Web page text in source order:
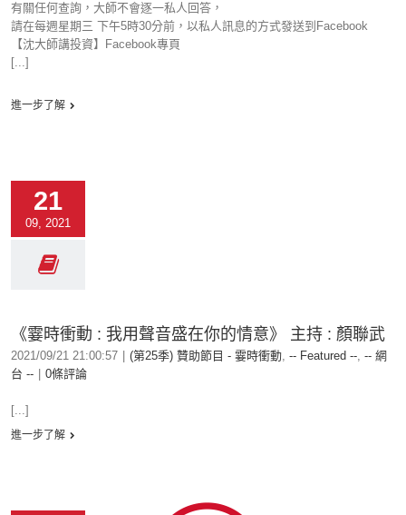
有關任何查詢，大師不會逐一私人回答，
請在每週星期三 下午5時30分前，以私人訊息的方式發送到Facebook
【沈大師講投資】Facebook專頁
[...]
進一步了解
21
09, 2021
《霎時衝動 : 我用聲音盛在你的情意》 主持 : 顏聯武
2021/09/21 21:00:57 (第25季) 贊助節目 - 霎時衝動, -- Featured --, -- 網
台 --
0條評論
[...]
進一步了解